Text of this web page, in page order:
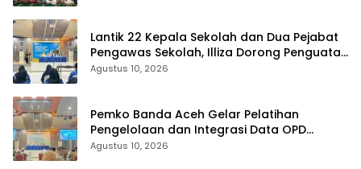
Lantik 22 Kepala Sekolah dan Dua Pejabat
Pengawas Sekolah, Illiza Dorong Penguatan
Pendidikan Berkarakter
Agustus 10, 2026
Pemko Banda Aceh Gelar Pelatihan
Pengelolaan dan Integrasi Data OPD
melalui Portal Satu Data
Agustus 10, 2026